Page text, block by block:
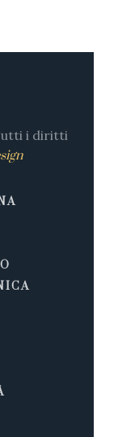
i diritti